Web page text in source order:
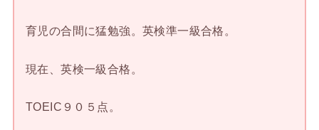
育児の合間に猛勉強。英検準一級合格。
現在、英検一級合格。
TOEIC９０５点。